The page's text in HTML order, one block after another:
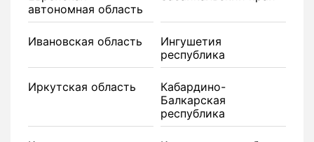
автономная область
Ивановская область
Ингушетия
республика
Иркутская область
Кабардино-
Балкарская
республика